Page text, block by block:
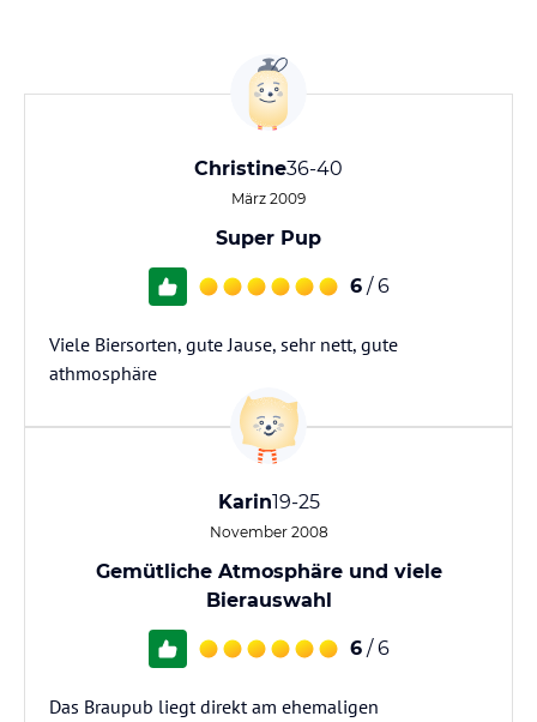
Christine36-40
März 2009
Super Pup
6 / 6
Viele Biersorten, gute Jause, sehr nett, gute
athmosphäre
Karin19-25
November 2008
Gemütliche Atmosphäre und viele
Bierauswahl
6 / 6
Das Braupub liegt direkt am ehemaligen